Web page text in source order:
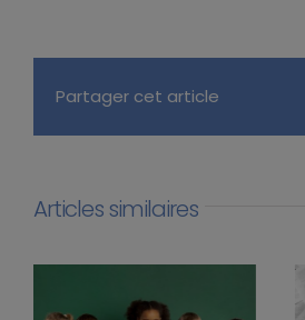
Partager cet article
Articles similaires